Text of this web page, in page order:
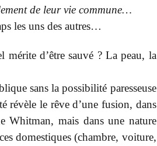
de leur vie commune…
les uns des autres…
mérite d’être sauvé ? La peau, la
sans la possibilité paresseuse
révèle le rêve d’une fusion, dans
Whitman, mais dans une nature
domestiques (chambre, voiture,